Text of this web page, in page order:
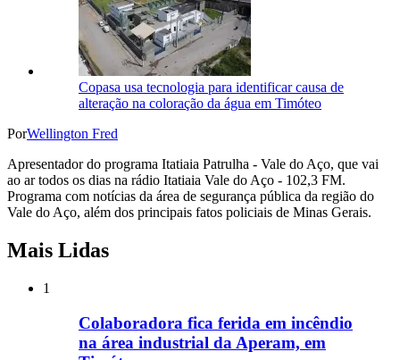
Copasa usa tecnologia para identificar causa de
alteração na coloração da água em Timóteo
PorWellington Fred
Apresentador do programa Itatiaia Patrulha - Vale do Aço, que vai
ao ar todos os dias na rádio Itatiaia Vale do Aço - 102,3 FM.
Programa com notícias da área de segurança pública da região do
Vale do Aço, além dos principais fatos policiais de Minas Gerais.
Mais Lidas
1
Colaboradora fica ferida em incêndio
na área industrial da Aperam, em